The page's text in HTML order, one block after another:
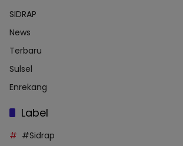
SIDRAP
News
Terbaru
Sulsel
Enrekang
Label
#Sidrap